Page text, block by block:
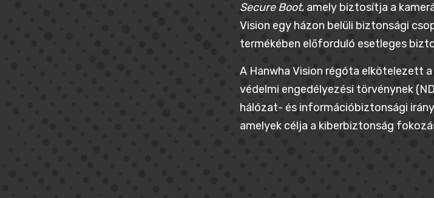
Secure Boot, amely biztosítja a
Vision egy házon belüli biztonsági
termékében előforduló esetleges
A Hanwha Vision régóta elkötelezett
védelmi engedélyezési törvénynek
hálózat- és információbiztonsági
amelyek célja a kiberbiztonság